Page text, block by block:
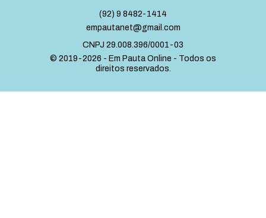
(92) 9 8482-1414
empautanet@gmail.com
CNPJ 29.008.396/0001-03
© 2019-2026 - Em Pauta Online - Todos os
direitos reservados.